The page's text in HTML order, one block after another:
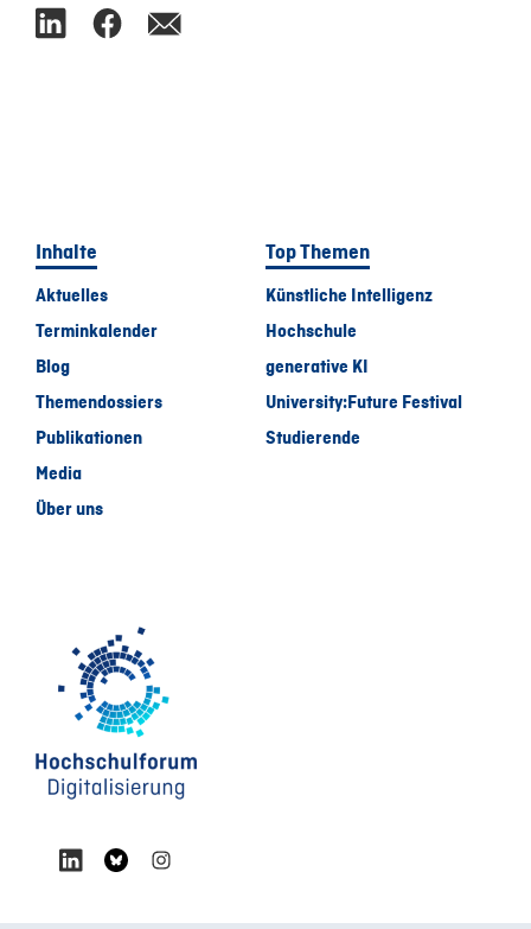
Inhalte
Aktuelles
Terminkalender
Blog
Themendossiers
Publikationen
Media
Über uns
Top Themen
Künstliche Intelligenz
Hochschule
generative KI
University:Future Festival
Studierende